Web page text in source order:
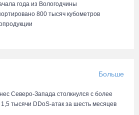
пройдет фестиваль памяти
в пятницу в лесах Вологодчины
года из Вологодчины
800 тысяч кубометров
Больше
Северо-Запада столкнулся с более
тысячи DDoS-атак за шесть месяцев